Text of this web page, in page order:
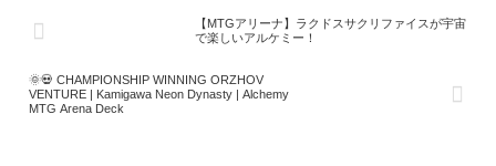
【MTGアリーナ】ラクドスサクリファイスが宇宙
で楽しいアルケミー！
🌞💀 CHAMPIONSHIP WINNING ORZHOV
VENTURE | Kamigawa Neon Dynasty | Alchemy
MTG Arena Deck